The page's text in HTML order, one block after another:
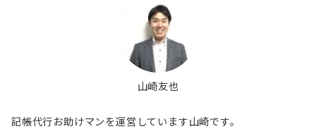
山崎友也
記帳代行お助けマンを運営しています山崎です。